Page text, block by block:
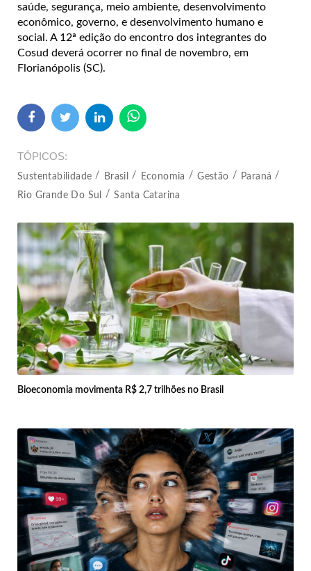
saúde, segurança, meio ambiente, desenvolvimento
econômico, governo, e desenvolvimento humano e
social. A 12ª edição do encontro dos integrantes do
Cosud deverá ocorrer no final de novembro, em
Florianópolis (SC).
TÓPICOS
Sustentabilidade Brasil Economia Gestão
Paraná
Rio Grande Do Sul
Santa Catarina
Bioeconomia movimenta R$ 2,7 trilhões no Brasil